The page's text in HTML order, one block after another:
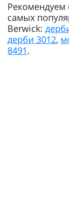
Рекомендуем
самых
Berwick:
дерби 3012,
8491.